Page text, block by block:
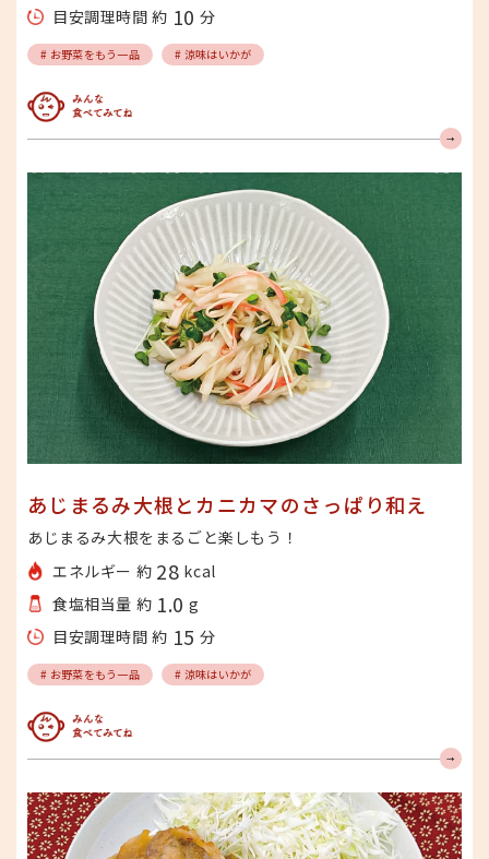
目安調理時間 約 10 分
# お野菜をもう一品 # 涼味はいかが
みんな食べてみてね
あじまるみ大根とカニカマのさっぱり和え
あじまるみ大根をまるごと楽しもう！
エネルギー 約 28 kcal
食塩相当量 約 1.0 g
目安調理時間 約 15 分
# お野菜をもう一品 # 涼味はいかが
みんな食べてみてね